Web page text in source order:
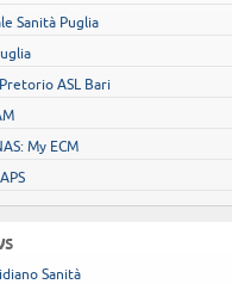
Sanità Puglia
ASL Bari
My ECM
Sanità